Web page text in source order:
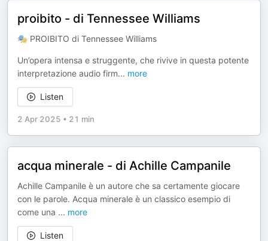
proibito - di Tennessee Williams
🎭 PROIBITO di Tennessee Williams
Un’opera intensa e struggente, che rivive in questa potente
interpretazione audio firm... more
Listen
2 Apr 2025 • 21 min
acqua minerale - di Achille Campanile
Achille Campanile è un autore che sa certamente giocare
con le parole. Acqua minerale è un classico esempio di
come una ... more
Listen